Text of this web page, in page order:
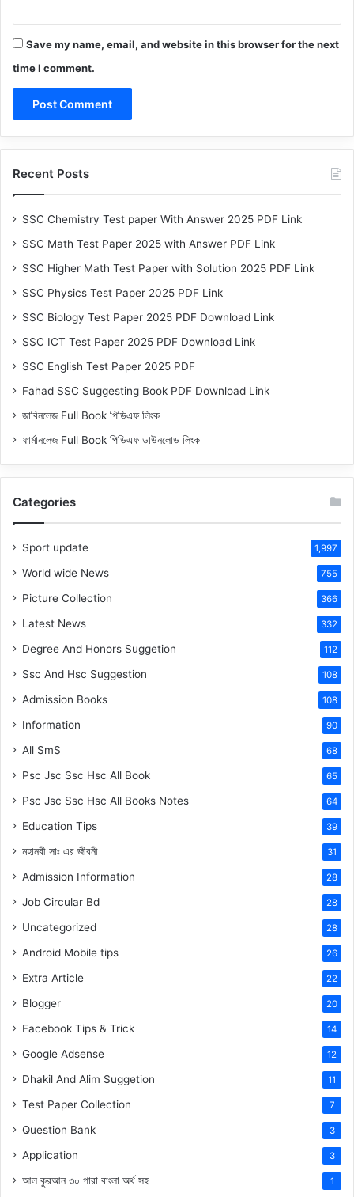
Save my name, email, and website in this browser for the next
time I comment.
Recent Posts
SSC Chemistry Test paper With Answer 2025 PDF Link
SSC Math Test Paper 2025 with Answer PDF Link
SSC Higher Math Test Paper with Solution 2025 PDF Link
SSC Physics Test Paper 2025 PDF Link
SSC Biology Test Paper 2025 PDF Download Link
SSC ICT Test Paper 2025 PDF Download Link
SSC English Test Paper 2025 PDF
Fahad SSC Suggesting Book PDF Download Link
জাবিনলেজ Full Book পিডিএফ লিংক
ফার্মানলেজ Full Book পিডিএফ ডাউনলোড লিংক
Categories
Sport update 1,997
World wide News 755
Picture Collection 366
Latest News 332
Degree And Honors Suggetion 112
Ssc And Hsc Suggestion 108
Admission Books 108
Information 90
All SmS 68
Psc Jsc Ssc Hsc All Book 65
Psc Jsc Ssc Hsc All Books Notes 64
Education Tips 39
মহানবী সাঃ এর জীবনী 31
Admission Information 28
Job Circular Bd 28
Uncategorized 28
Android Mobile tips 26
Extra Article 22
Blogger 20
Facebook Tips & Trick 14
Google Adsense 12
Dhakil And Alim Suggetion 11
Test Paper Collection 7
Question Bank 3
Application 3
আল কুরআন ৩০ পারা বাংলা অর্থ সহ 1